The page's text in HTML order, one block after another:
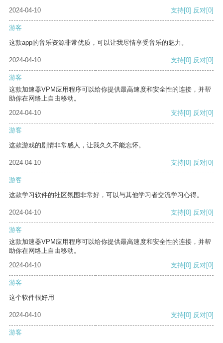
2024-04-10 支持[0] 反对[0]
游客
这款app的音乐资源非常优质，可以让我尽情享受音乐的魅力。
2024-04-10 支持[0] 反对[0]
游客
这款加速器VPM应用程序可以给你提供最高速度和安全性的连接，并帮
助你在网络上自由移动。
2024-04-10
支持[0] 反对[0]
游客
这款游戏的剧情非常感人，让我久久不能忘怀。
2024-04-10 支持[0] 反对[0]
游客
这款学习软件的社区氛围非常好，可以与其他学习者交流学习心得。
2024-04-10 支持[0] 反对[0]
游客
这款加速器VPM应用程序可以给你提供最高速度和安全性的连接，并帮
助你在网络上自由移动。
2024-04-10
支持[0] 反对[0]
游客
这个软件很好用
2024-04-10 支持[0] 反对[0]
游客